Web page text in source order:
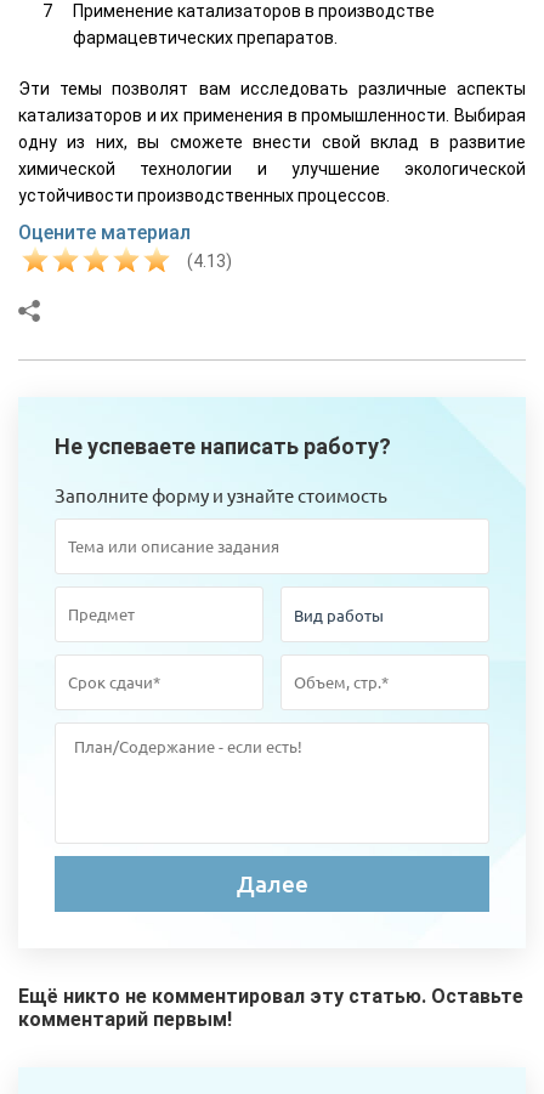
Применение катализаторов в производстве
фармацевтических препаратов.
Эти темы позволят вам исследовать различные аспекты
катализаторов и их применения в промышленности. Выбирая
одну из них, вы сможете внести свой вклад в развитие
химической технологии и улучшение экологической
устойчивости производственных процессов.
Оцените материал
(4.13)
Не успеваете написать работу?
Заполните форму и узнайте стоимость
Ещё никто не комментировал эту статью. Оставьте
комментарий первым!